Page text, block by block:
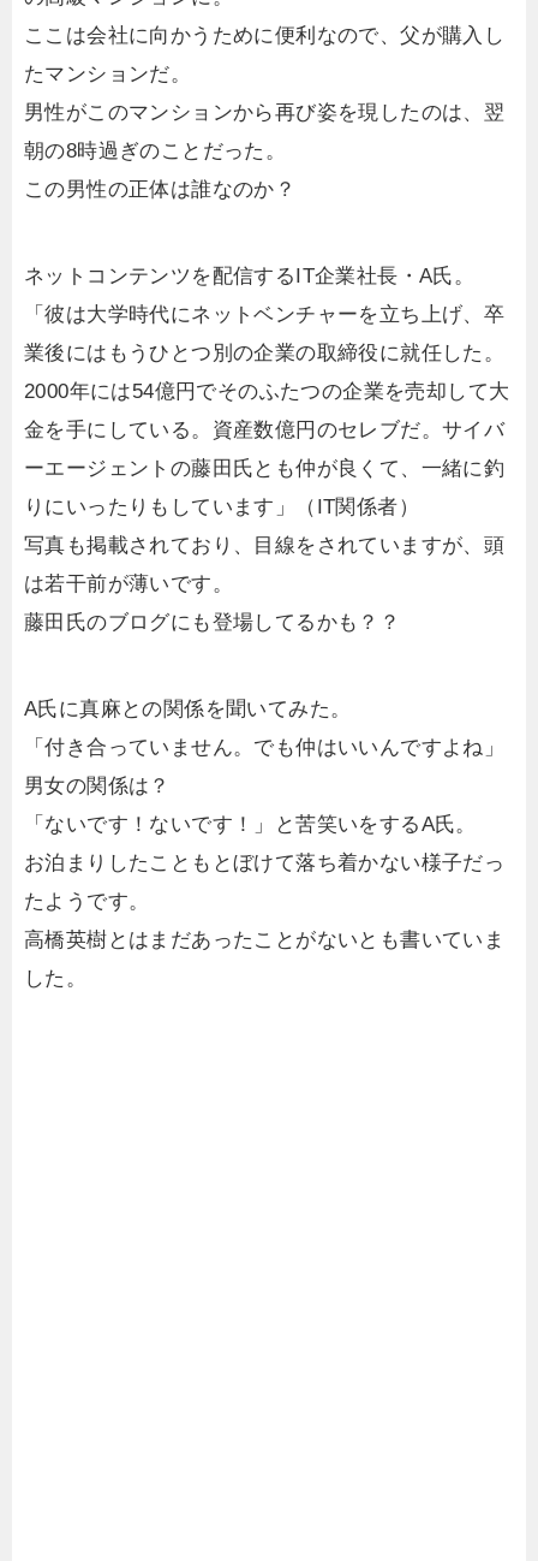
ここは会社に向かうために便利なので、父が購入し
たマンションだ。
男性がこのマンションから再び姿を現したのは、翌
朝の8時過ぎのことだった。
この男性の正体は誰なのか？
ネットコンテンツを配信するIT企業社長・A氏。
「彼は大学時代にネットベンチャーを立ち上げ、卒
業後にはもうひとつ別の企業の取締役に就任した。
2000年には54億円でそのふたつの企業を売却して大
金を手にしている。資産数億円のセレブだ。サイバ
ーエージェントの藤田氏とも仲が良くて、一緒に釣
りにいったりもしています」（IT関係者）
写真も掲載されており、目線をされていますが、頭
は若干前が薄いです。
藤田氏のブログにも登場してるかも？？
A氏に真麻との関係を聞いてみた。
「付き合っていません。でも仲はいいんですよね」
男女の関係は？
「ないです！ないです！」と苦笑いをするA氏。
お泊まりしたこともとぼけて落ち着かない様子だっ
たようです。
高橋英樹とはまだあったことがないとも書いていま
した。